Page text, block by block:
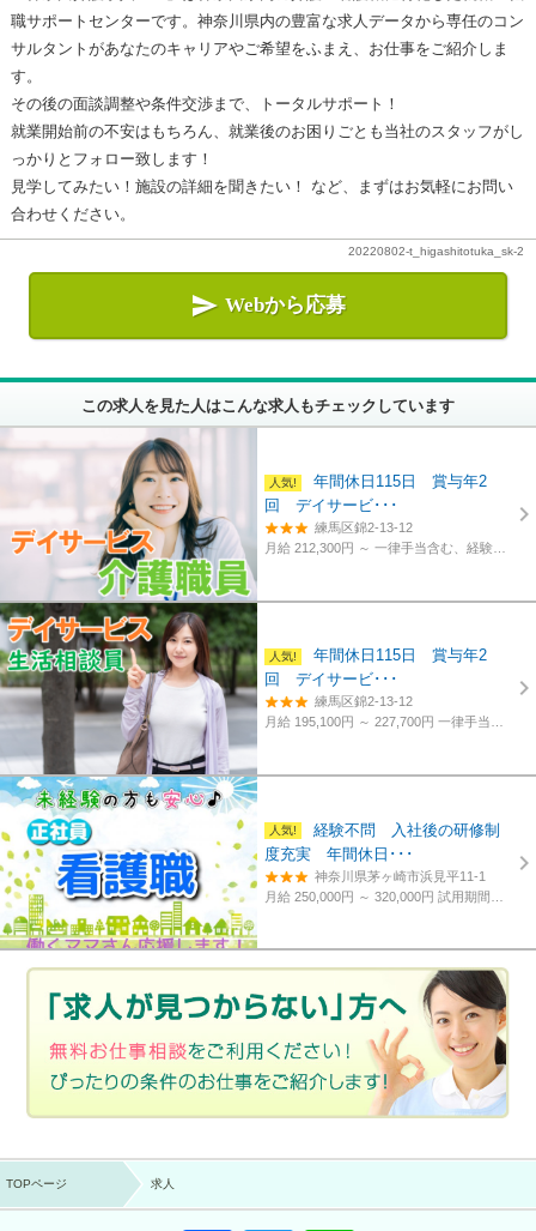
職サポートセンターです。神奈川県内の豊富な求人データから専任のコン
サルタントがあなたのキャリアやご希望をふまえ、お仕事をご紹介しま
す。
その後の面談調整や条件交渉まで、トータルサポート！
就業開始前の不安はもちろん、就業後のお困りごとも当社のスタッフがし
っかりとフォロー致します！
見学してみたい！施設の詳細を聞きたい！ など、まずはお気軽にお問い
合わせください。
20220802-t_higashitotuka_sk-2
 Webから応募
この求人を見た人はこんな求人もチェックしています
年間休日115日 賞与年2
回 デイサービ･･･
練馬区錦2-13-12
月給 212,300円 ～一律手当含む、経験・資格考慮
年間休日115日 賞与年2
回 デイサービ･･･
練馬区錦2-13-12
月給 195,100円 ～ 227,700円一律手当含む、経験・資格考慮
経験不問 入社後の研修制
度充実 年間休日･･･
神奈川県茅ヶ崎市浜見平11-1
月給 250,000円 ～ 320,000円試用期間あり。3カ月～4カ月。
TOPページ 求人